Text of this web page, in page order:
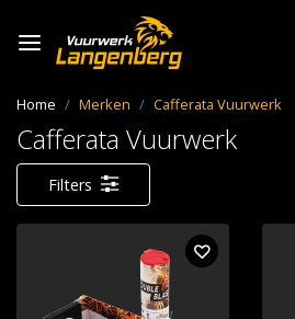
Home Merken Cafferata Vuurwerk
Cafferata Vuurwerk
Filters